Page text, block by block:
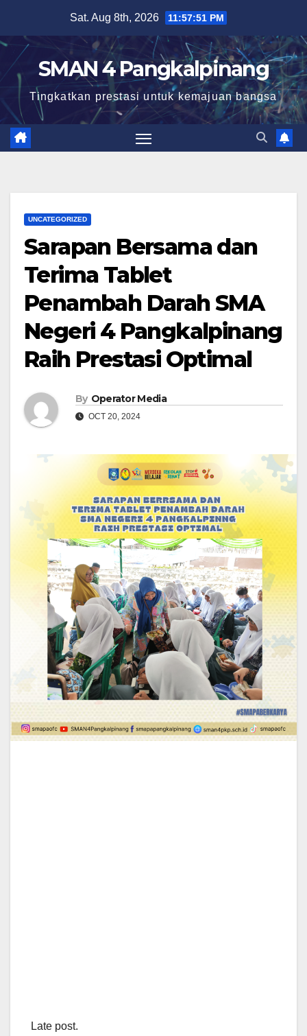
content
Sat. Aug 8th, 2026 11:57:52 PM
SMAN 4 Pangkalpinang
Tingkatkan prestasi untuk kemajuan bangsa
UNCATEGORIZED
Sarapan Bersama dan
Terima Tablet
Penambah Darah SMA
Negeri 4 Pangkalpinang
Raih Prestasi Optimal
By Operator Media
OCT 20, 2024
Late post.